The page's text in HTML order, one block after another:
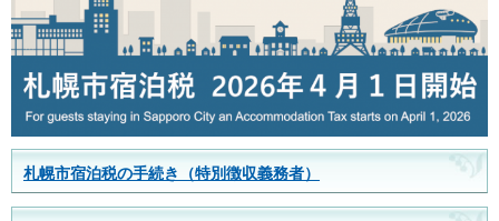
札幌市宿泊税の手続き（特別徴収義務者）